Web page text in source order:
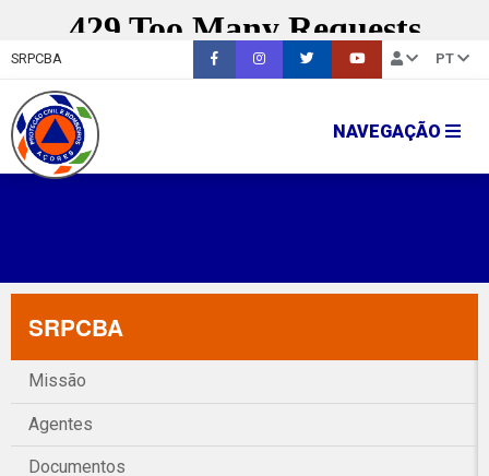
SRPCBA PT
NAVEGAÇÃO
SRPCBA
Missão
Agentes
Documentos